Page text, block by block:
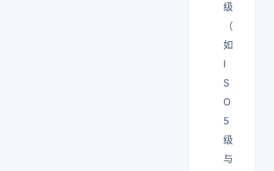
级
（
如
I
S
O
5
级
与